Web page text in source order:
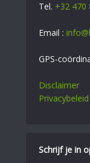
Tel. +32 470
Email :
GPS-
Disclaimer
Privacybeleid
Schrijf je in